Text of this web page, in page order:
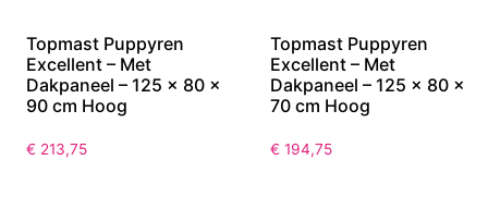
Topmast Puppyren
Excellent – Met
Dakpaneel – 125 x 80 x
90 cm Hoog
€ 213,75
Topmast Puppyren
Excellent – Met
Dakpaneel – 125 x 80 x
70 cm Hoog
€ 194,75